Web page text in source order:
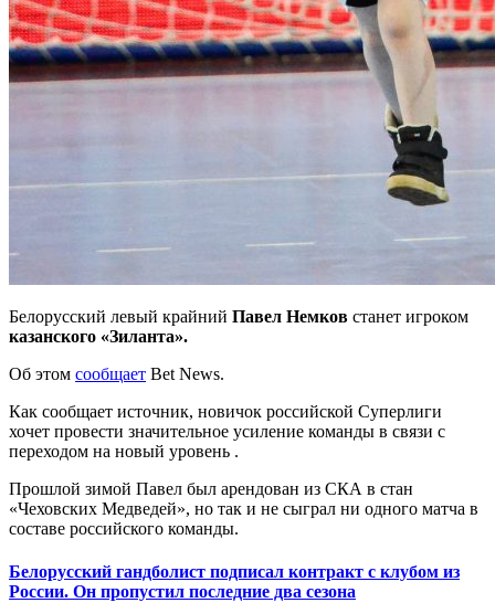
Белорусский левый крайний Павел Немков станет игроком
казанского «Зиланта».
Об этом сообщает Bet News.
Как сообщает источник, новичок российской Суперлиги
хочет провести значительное усиление команды в связи с
переходом на новый уровень .
Прошлой зимой Павел был арендован из СКА в стан
«Чеховских Медведей», но так и не сыграл ни одного матча в
составе российского команды.
Белорусский гандболист подписал контракт с клубом из
России. Он пропустил последние два сезона